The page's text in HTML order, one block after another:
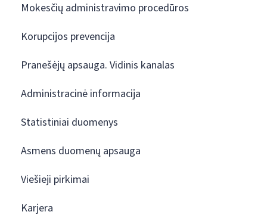
Mokesčių administravimo procedūros
Korupcijos prevencija
Pranešėjų apsauga. Vidinis kanalas
Administracinė informacija
Statistiniai duomenys
Asmens duomenų apsauga
Viešieji pirkimai
Karjera